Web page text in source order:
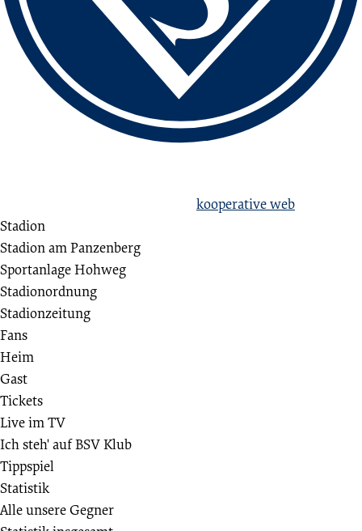
kooperative web
Stadion
Stadion am Panzenberg
Sportanlage Hohweg
Stadionordnung
Stadionzeitung
Fans
Heim
Gast
Tickets
Live im TV
Ich steh' auf BSV Klub
Tippspiel
Statistik
Alle unsere Gegner